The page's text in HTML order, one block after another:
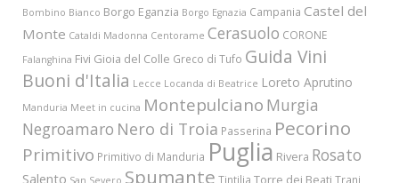
Bombino Bianco Borgo Eganzia Borgo Egnazia Campania Castel del
Monte Cataldi Madonna Centorame Cerasuolo CORONE
Falanghina Fivi Gioia del Colle Greco di Tufo Guida Vini
Buoni d'Italia Lecce Locanda di Beatrice Loreto Aprutino
Manduria Meet in cucina Montepulciano Murgia
Negroamaro Nero di Troia Passerina Pecorino
Primitivo Primitivo di Manduria Puglia Rivera Rosato
Salento San Severo Spumante Tintilia Torre dei Beati Trani